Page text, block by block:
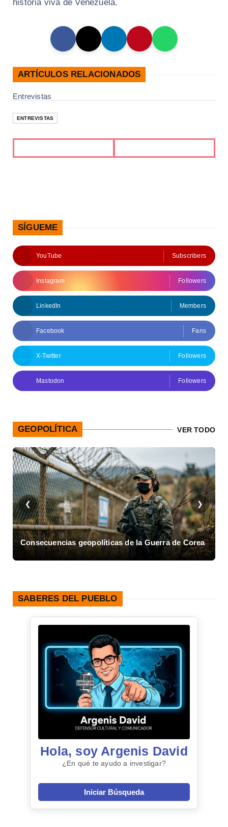
historia viva de Venezuela.
ARTÍCULOS RELACIONADOS
Entrevistas
ENTREVISTAS
SÍGUEME
YouTube Subscribers
Instagram Followers
LinkedIn Members
Facebook Fans
X-Twitter Followers
Mastodon Followers
GEOPOLÍTICA VER TODO
❮
de la Guerra de Corea Asalto al Cuartel
❯
SABERES DEL PUEBLO
Hola, soy Argenis David
¿En qué te ayudo a investigar?
Iniciar Búsqueda